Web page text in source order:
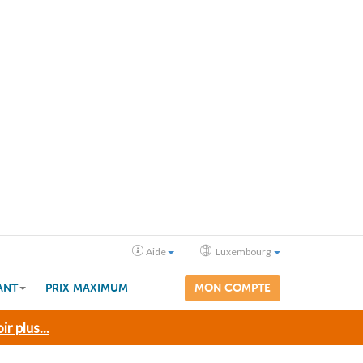
Aide Luxembourg
PRIX MAXIMUM MON COMPTE
plus...